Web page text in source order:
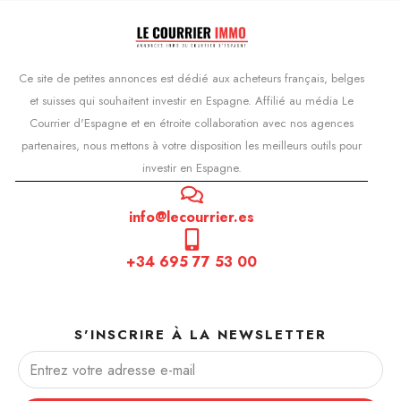
Ce site de petites annonces est dédié aux acheteurs français, belges
et suisses qui souhaitent investir en Espagne. Affilié au média Le
Courrier d'Espagne et en étroite collaboration avec nos agences
partenaires, nous mettons à votre disposition les meilleurs outils pour
investir en Espagne.
info@lecourrier.es
+34 695 77 53 00
S'INSCRIRE À LA NEWSLETTER